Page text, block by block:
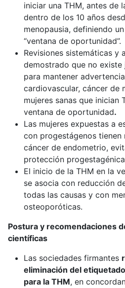
iniciar una THM, antes de
dentro de los 10 años
menopausia, definiendo
“ventana de oportunidad”.
Revisiones sistemáticas y
demostrado que no
para mantener
cardiovascular, cáncer de
mujeres sanas que inician
ventana de oportunidad.
Las mujeres expuestas a
con progestágenos
cáncer de endometrio,
protección
El inicio de la THM en la
se asocia con reducción
todas las causas y con
osteoporóticas.
Postura y recomendaciones
científicas
Las sociedades firmantes
eliminación del
para la THM, en